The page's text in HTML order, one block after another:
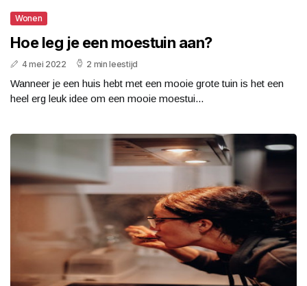
Wonen
Hoe leg je een moestuin aan?
4 mei 2022 2 min leestijd
Wanneer je een huis hebt met een mooie grote tuin is het een
heel erg leuk idee om een mooie moestui...